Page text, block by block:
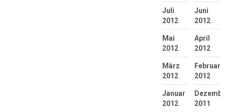
Juli
2012
Juni
2012
Mai
2012
April
2012
März
2012
Februar
2012
Januar
2012
2011